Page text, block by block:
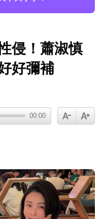
！迎新生命雙喜臨門
侵！蕭淑慎
好彌補
00:00